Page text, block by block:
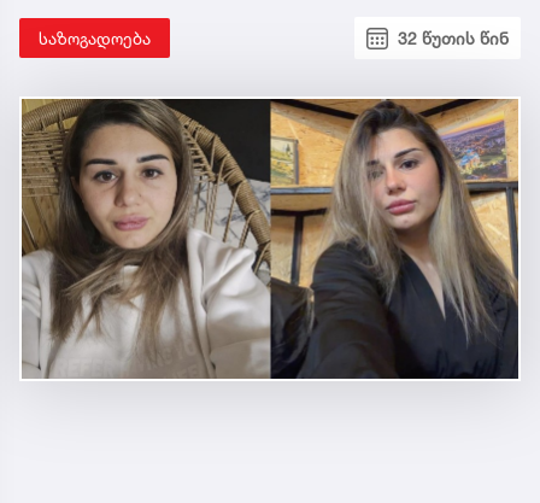
საზოგადოება 32 წუთის წინ